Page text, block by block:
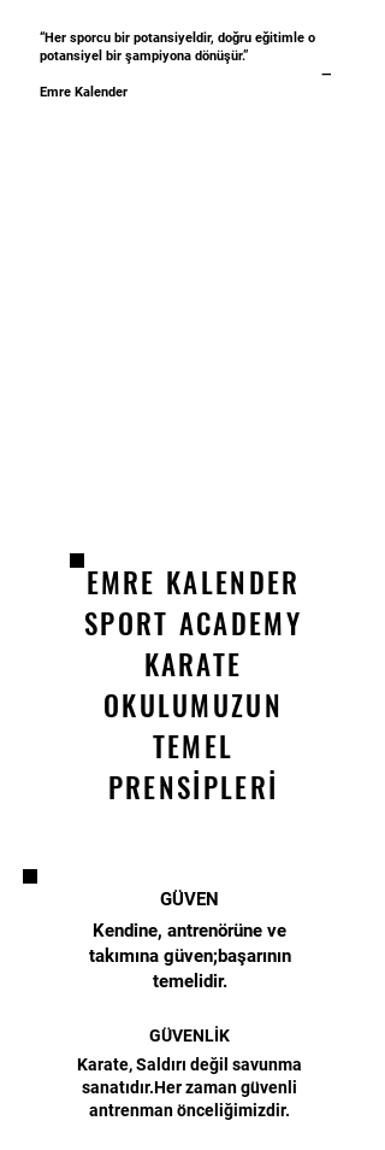
“Her sporcu bir potansiyeldir, doğru eğitimle o
potansiyel bir şampiyona dönüşür.”
—
Emre Kalender
EMRE KALENDER
SPORT ACADEMY
KARATE
OKULUMUZUN
TEMEL
PRENSİPLERİ
GÜVEN
Kendine, antrenörüne ve
takımına güven;başarının
temelidir.
GÜVENLİK
Karate, Saldırı değil savunma
sanatıdır.Her zaman güvenli
antrenman önceliğimizdir.